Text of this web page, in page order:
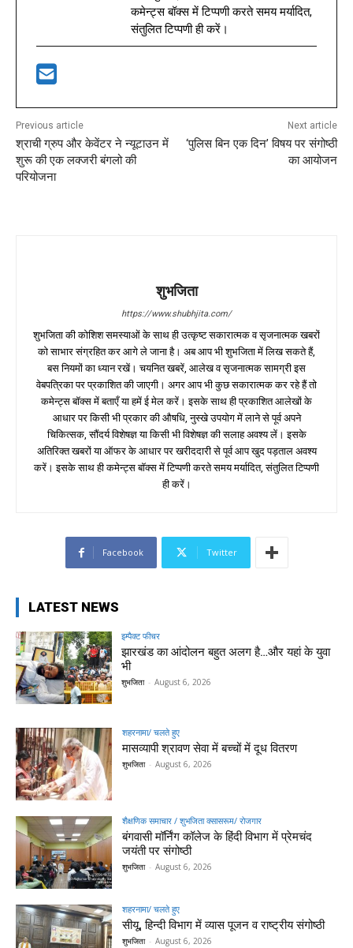
कमेन्ट्स बॉक्स में टिप्पणी करते समय मर्यादित,
संतुलित टिप्पणी ही करें।
Previous article
श्राची ग्रुप और केवेंटर ने न्यूटाउन में
शुरू की एक लक्जरी बंगलो की
परियोजना
Next article
‘पुलिस बिन एक दिन’ विषय पर संगोष्ठी
का आयोजन
शुभजिता
https://www.shubhjita.com/
शुभजिता की कोशिश समस्याओं के साथ ही उत्कृष्ट सकारात्मक व सृजनात्मक खबरों
को साभार संग्रहित कर आगे ले जाना है। अब आप भी शुभजिता में लिख सकते हैं,
बस नियमों का ध्यान रखें। चयनित खबरें, आलेख व सृजनात्मक सामग्री इस
वेबपत्रिका पर प्रकाशित की जाएगी। अगर आप भी कुछ सकारात्मक कर रहे हैं तो
कमेन्ट्स बॉक्स में बताएँ या हमें ई मेल करें। इसके साथ ही प्रकाशित आलेखों के
आधार पर किसी भी प्रकार की औषधि, नुस्खे उपयोग में लाने से पूर्व अपने
चिकित्सक, सौंदर्य विशेषज्ञ या किसी भी विशेषज्ञ की सलाह अवश्य लें। इसके
अतिरिक्त खबरों या ऑफर के आधार पर खरीददारी से पूर्व आप खुद पड़ताल अवश्य
करें। इसके साथ ही कमेन्ट्स बॉक्स में टिप्पणी करते समय मर्यादित, संतुलित टिप्पणी
ही करें।
Facebook Twitter
LATEST NEWS
इम्पैक्ट फीचर
झारखंड का आंदोलन बहुत अलग है…और यहां के युवा
भी
शुभजिता - August 6, 2026
शहरनामा/ चलते हुए
मासव्यापी श्रावण सेवा में बच्चों में दूध वितरण
शुभजिता - August 6, 2026
शैक्षणिक समाचार / शुभजिता क्सासरूम/ रोजगार
बंगवासी मॉर्निंग कॉलेज के हिंदी विभाग में प्रेमचंद
जयंती पर संगोष्ठी
शुभजिता - August 6, 2026
शहरनामा/ चलते हुए
सीयू, हिन्दी विभाग में व्यास पूजन व राष्ट्रीय संगोष्ठी
शुभजिता - August 6, 2026